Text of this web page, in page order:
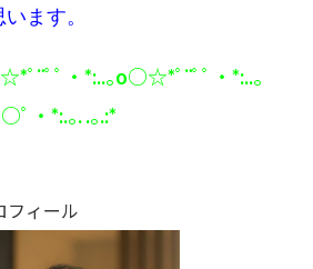
ます。
☆*ﾟ¨ﾟﾟ・*:..｡o○☆*ﾟ¨ﾟﾟ・*:..｡
・*:.｡. .｡.:*
フィール